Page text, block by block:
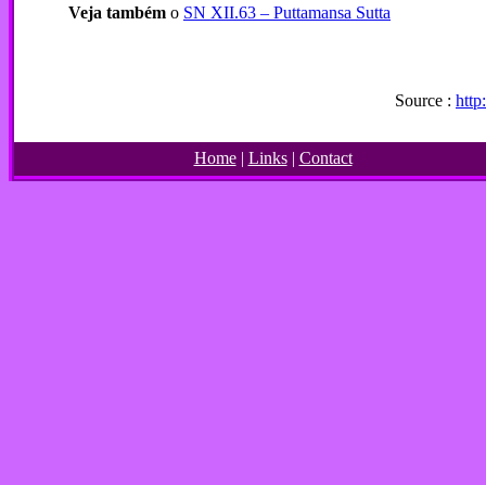
Veja também o SN XII.63 – Puttamansa Sutta
Source :
Home| Links| Contact